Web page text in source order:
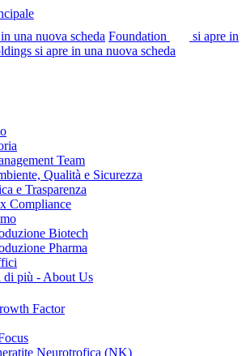
una nuova scheda Foundation
si apre in
si apre in una nuova scheda
Team
Qualità e Sicurezza
e Trasparenza
Compliance
Biotech
Pharma
di più - About Us
Factor
Neurotrofica (NK)